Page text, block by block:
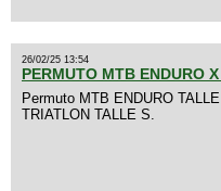
26/02/25 13:54
PERMUTO MTB ENDURO
Permuto MTB ENDURO
TRIATLON TALLE S.